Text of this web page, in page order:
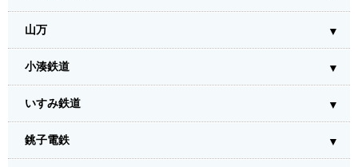
山万
小湊鉄道
いすみ鉄道
銚子電鉄